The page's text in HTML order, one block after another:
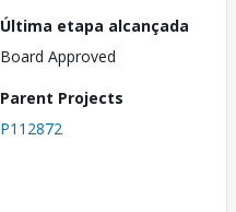
Última etapa alcançada
Board Approved
Parent Projects
P112872